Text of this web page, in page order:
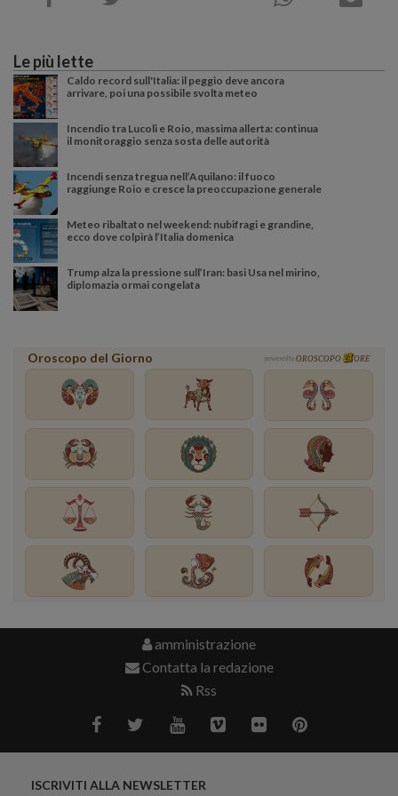
Le più lette
Caldo record sull'Italia: il peggio deve ancora
arrivare, poi una possibile svolta meteo
Incendio tra Lucoli e Roio, massima allerta: continua
il monitoraggio senza sosta delle autorità
Incendi senza tregua nell’Aquilano: il fuoco
raggiunge Roio e cresce la preoccupazione generale
Meteo ribaltato nel weekend: nubifragi e grandine,
ecco dove colpirà l’Italia domenica
Trump alza la pressione sull’Iran: basi Usa nel mirino,
diplomazia ormai congelata
Oroscopo del Giorno powered by OROSCOPO ORE
amministrazione
Contatta la redazione
Rss
ISCRIVITI ALLA NEWSLETTER